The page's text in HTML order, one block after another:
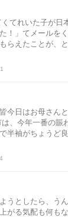
てれいた子が日
！」てメールを
らえたことが、
今日はお母さん
、今年一番の賑
半袖がちょうど
うとしたら、う
がる気配も何もな